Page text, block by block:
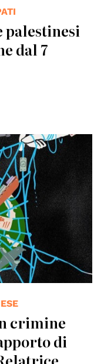
palestinesi
dal 7
on the
Creatives
crimine
di